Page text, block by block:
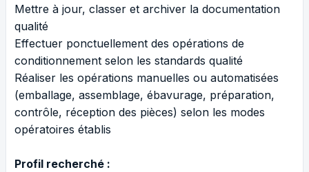
Mettre à jour, classer et archiver la documentation
qualité
Effectuer ponctuellement des opérations de
conditionnement selon les standards qualité
Réaliser les opérations manuelles ou automatisées
(emballage, assemblage, ébavurage, préparation,
contrôle, réception des pièces) selon les modes
opératoires établis
Profil recherché :